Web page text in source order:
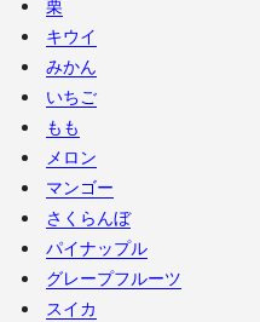
栗
キウイ
みかん
いちご
もも
メロン
マンゴー
さくらんぼ
パイナップル
グレープフルーツ
スイカ